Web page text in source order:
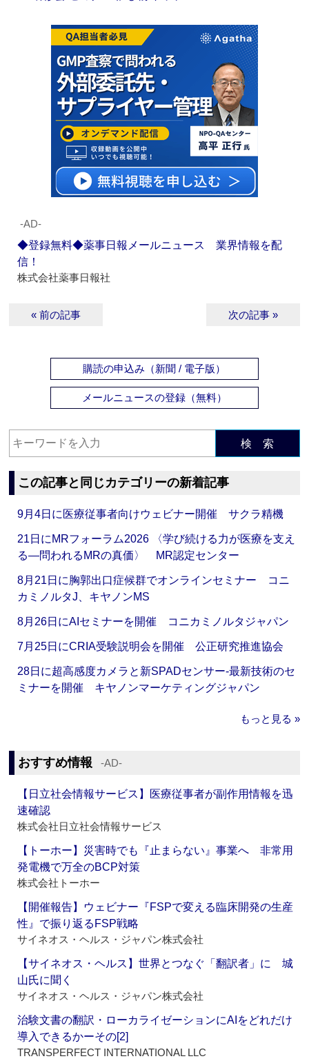
‐AD‐
◆登録無料◆薬事日報メールニュース 業界情報を配
信！
株式会社薬事日報社
« 前の記事 次の記事 »
購読の申込み（新聞 / 電子版）
メールニュースの登録（無料）
検 索
この記事と同じカテゴリーの新着記事
9月4日に医療従事者向けウェビナー開催 サクラ精機
21日にMRフォーラム2026 〈学び続ける力が医療を支え
る―問われるMRの真価〉 MR認定センター
8月21日に胸郭出口症候群でオンラインセミナー コニ
カミノルタJ、キヤノンMS
8月26日にAIセミナーを開催 コニカミノルタジャパン
7月25日にCRIA受験説明会を開催 公正研究推進協会
28日に超高感度カメラと新SPADセンサー‐最新技術のセ
ミナーを開催 キヤノンマーケティングジャパン
もっと見る »
おすすめ情報 ‐AD‐
【日立社会情報サービス】医療従事者が副作用情報を迅
速確認
株式会社日立社会情報サービス
【トーホー】災害時でも『止まらない』事業へ 非常用
発電機で万全のBCP対策
株式会社トーホー
【開催報告】ウェビナー『FSPで変える臨床開発の生産
性』で振り返るFSP戦略
サイネオス・ヘルス・ジャパン株式会社
【サイネオス・ヘルス】世界とつなぐ「翻訳者」に 城
山氏に聞く
サイネオス・ヘルス・ジャパン株式会社
治験文書の翻訳・ローカライゼーションにAIをどれだけ
導入できるかーその[2]
TRANSPERFECT INTERNATIONAL LLC